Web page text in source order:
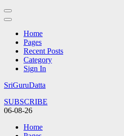
Home
Pages
Recent Posts
Category
Sign In
Skip
content
(Press
SriGuruDatta
SUBSCRIBE
06-08-26
Home